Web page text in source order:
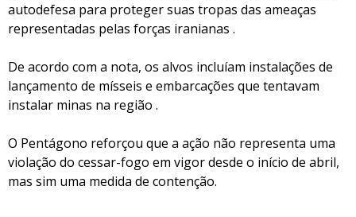
autodefesa para proteger suas tropas das ameaças
representadas pelas forças iranianas .
De acordo com a nota, os alvos incluíam instalações de
lançamento de mísseis e embarcações que tentavam
instalar minas na região .
O Pentágono reforçou que a ação não representa uma
violação do cessar-fogo em vigor desde o início de abril,
mas sim uma medida de contenção.